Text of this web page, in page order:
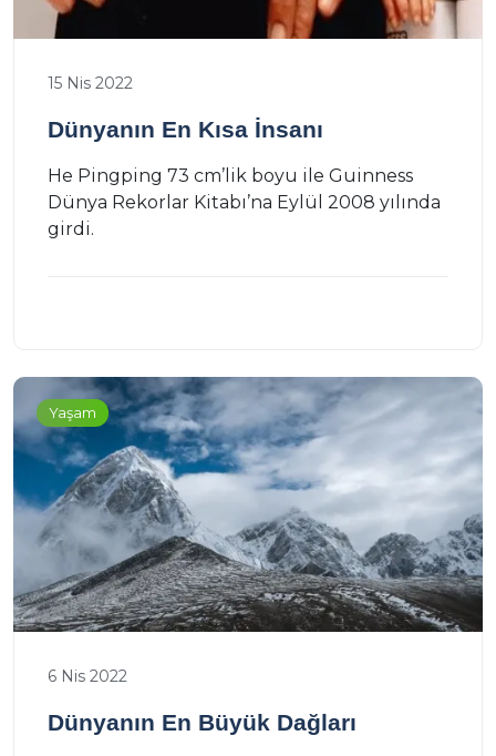
15 Nis 2022
Dünyanın En Kısa İnsanı
He Pingping 73 cm’lik boyu ile Guinness
Dünya Rekorlar Kitabı’na Eylül 2008 yılında
girdi.
Yaşam
6 Nis 2022
Dünyanın En Büyük Dağları